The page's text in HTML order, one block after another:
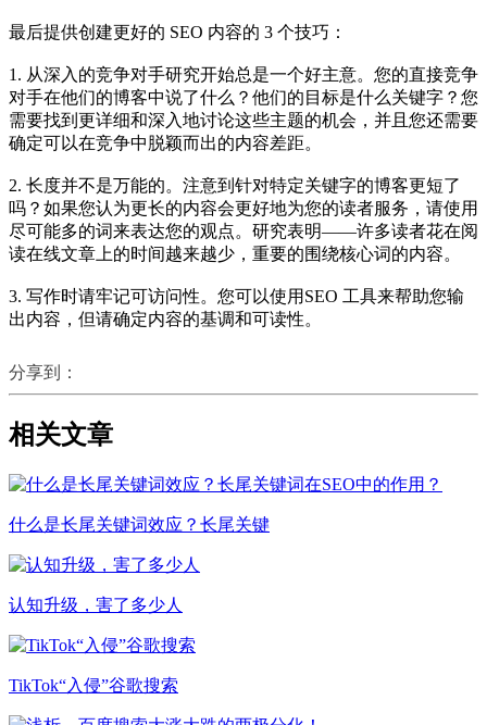
最后提供创建更好的 SEO 内容的 3 个技巧：
1. 从深入的竞争对手研究开始总是一个好主意。您的直接竞争
对手在他们的博客中说了什么？他们的目标是什么关键字？您
需要找到更详细和深入地讨论这些主题的机会，并且您还需要
确定可以在竞争中脱颖而出的内容差距。
2. 长度并不是万能的。注意到针对特定关键字的博客更短了
吗？如果您认为更长的内容会更好地为您的读者服务，请使用
尽可能多的词来表达您的观点。研究表明——许多读者花在阅
读在线文章上的时间越来越少，重要的围绕核心词的内容。
3. 写作时请牢记可访问性。您可以使用SEO 工具来帮助您输
出内容，但请确定内容的基调和可读性。
分享到：
相关文章
什么是长尾关键词效应？长尾关键
认知升级，害了多少人
TikTok“入侵”谷歌搜索